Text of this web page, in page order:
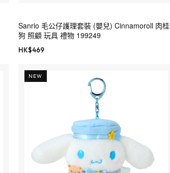
Sanrio 毛公仔護理套裝 (嬰兒) Cinnamoroll 肉桂
狗 照顧 玩具 禮物 199249
HK$469
NEW